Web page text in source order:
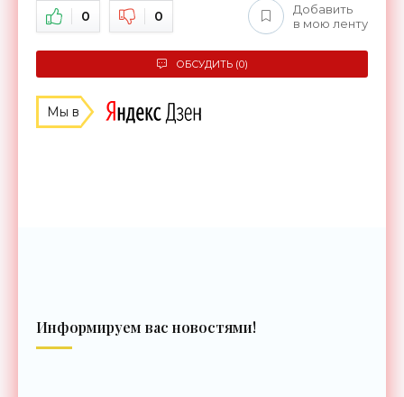
0 0
Добавить
в мою ленту
ОБСУДИТЬ (0)
Мы в
Информируем вас новостями!